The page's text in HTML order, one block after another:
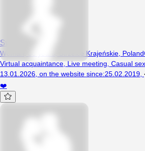
SweetJoy96
Woman, 30 years, Strzelce Krajeńskie, Poland
Virtual acquaintance, Live meeting, Casual sex
13.01.2026, on the website since:25.02.2019,
❤️